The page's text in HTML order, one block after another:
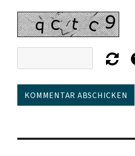
Beitragsnavigation